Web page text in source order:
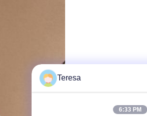
Teresa
6:33 PM